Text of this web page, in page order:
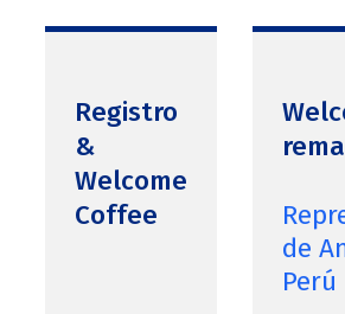
Registro
&
Welcome
Coffee
de
Perú